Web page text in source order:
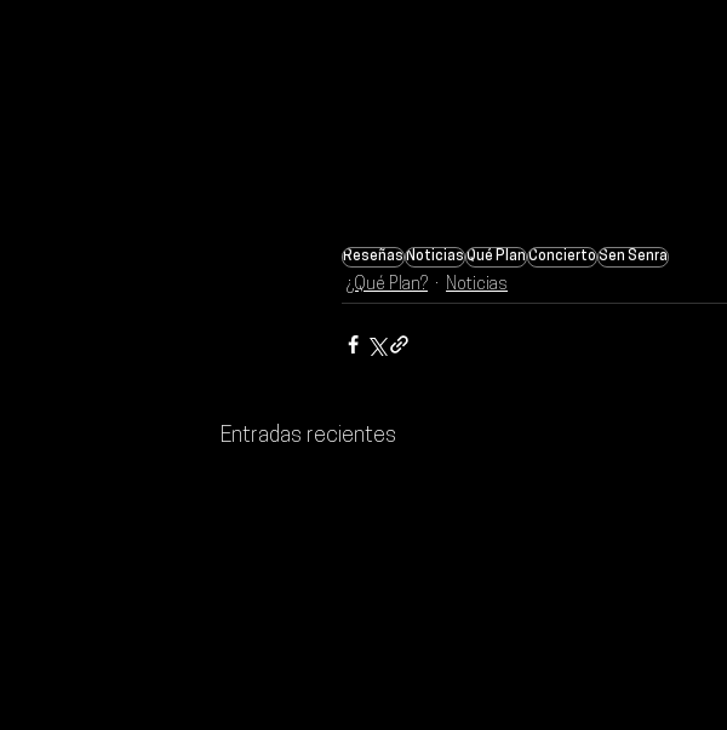
ReseñasNoticiasQué PlanConciertoSen Senra
¿Qué Plan? Noticias
Entradas recientes